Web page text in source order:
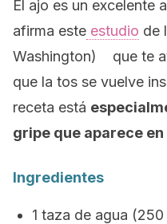
El ajo es un excelente
afirma este estudio de
Washington) que te
que la tos se vuelve
receta está
gripe que aparece
Ingredientes
1 taza de agua (250